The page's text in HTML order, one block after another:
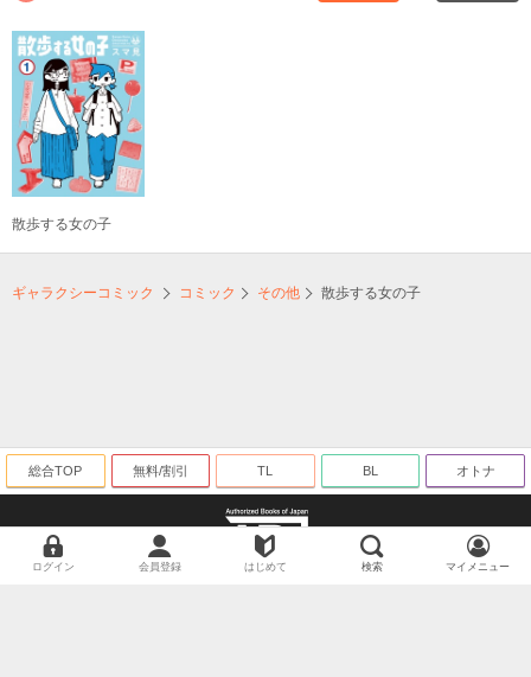
散歩する女の子
ギャラクシーコミック コミック その他 散歩する女の子
総合TOP 無料/割引 TL BL オトナ
ログイン 会員登録 はじめて 検索 マイメニュー